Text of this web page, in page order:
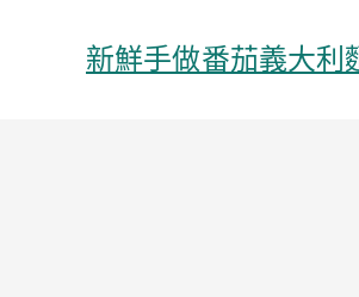
新鮮手做番茄義大利